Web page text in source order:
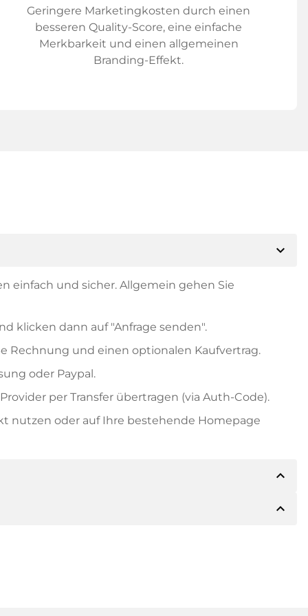
Geringere Marketingkosten durch einen
besseren Quality-Score, eine einfache
Merkbarkeit und einen allgemeinen
Branding-Effekt.
expand_more
einfach und sicher. Allgemein gehen Sie
klicken dann auf "Anfrage senden".
Rechnung und einen optionalen Kaufvertrag.
oder Paypal.
per Transfer übertragen (via Auth-Code).
nutzen oder auf Ihre bestehende Homepage
expand_less
der Zahlung mitteilen. Der Inhaber wird Ihnen
expand_less